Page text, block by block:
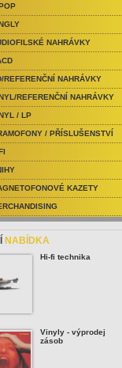
NAHRÁVKY
REFERENČNÍ NAHRÁVKY
REFERENČNÍ NAHRÁVKY
/ LP
/ PŘÍSLUŠENSTVÍ
KAZETY
NABÍDKA
Hi-fi technika
Vinyly - výprodej
zásob